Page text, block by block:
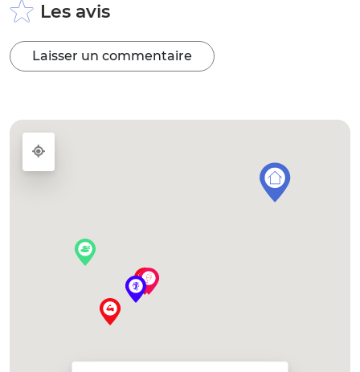
Les avis
Laisser un commentaire